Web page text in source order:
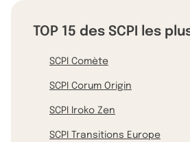
TOP 15 des SCPI les
SCPI Comète
SCPI Corum Origin
SCPI Iroko Zen
SCPI Transitions Europe